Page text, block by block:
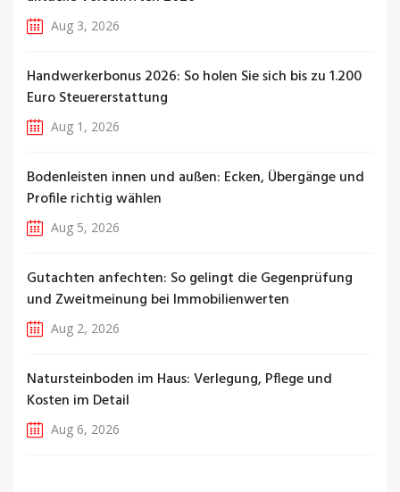
Aug 3, 2026
Handwerkerbonus 2026: So holen Sie sich bis zu 1.200
Euro Steuererstattung
Aug 1, 2026
Bodenleisten innen und außen: Ecken, Übergänge und
Profile richtig wählen
Aug 5, 2026
Gutachten anfechten: So gelingt die Gegenprüfung
und Zweitmeinung bei Immobilienwerten
Aug 2, 2026
Natursteinboden im Haus: Verlegung, Pflege und
Kosten im Detail
Aug 6, 2026